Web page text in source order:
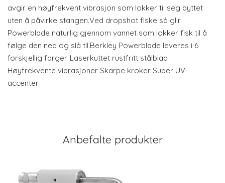
avgir en høyfrekvent vibrasjon som lokker til seg byttet
uten å påvirke stangen.Ved dropshot fiske så glir
Powerblade naturlig gjennom vannet som lokker fisk til å
følge den ned og slå til.Berkley Powerblade leveres i 6
forskjellig farger. Laserkuttet rustfritt stålblad
Høyfrekvente vibrasjoner Skarpe kroker Super UV-
accenter
Anbefalte produkter